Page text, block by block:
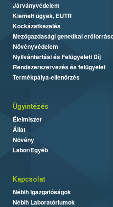
Járványvédelem
Kiemelt ügyek, EUTR
Kockázatkezelés
Mezőgazdasági genetikai
Növényvédelem
Nyilvántartási és Felügyeleti Díj
Rendszerszervezés és felügyelet
Termékpálya-ellenőrzés
Ügyintézés
Élelmiszer
Állat
Növény
Labor/Egyéb
Kapcsolat
Nébih Igazgatóságok
Nébih Laboratóriumok